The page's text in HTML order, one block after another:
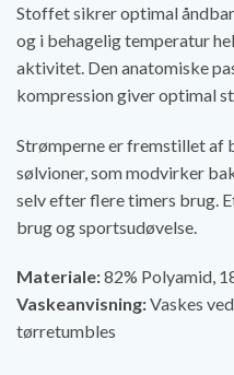
Stoffet sikrer optimal
og i behagelig temperatur
aktivitet. Den anatomiske
kompression giver optimal
Strømperne er fremstillet af
sølvioner, som modvirker
selv efter flere timers brug.
brug og sportsudøvelse.
Materiale:82% Polyamid,
Vaskeanvisning:Vaskes
tørretumbles